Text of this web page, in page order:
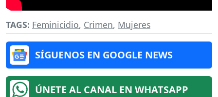
TAGS: Feminicidio, Crimen, Mujeres
SÍGUENOS EN GOOGLE NEWS
ÚNETE AL CANAL EN WHATSAPP